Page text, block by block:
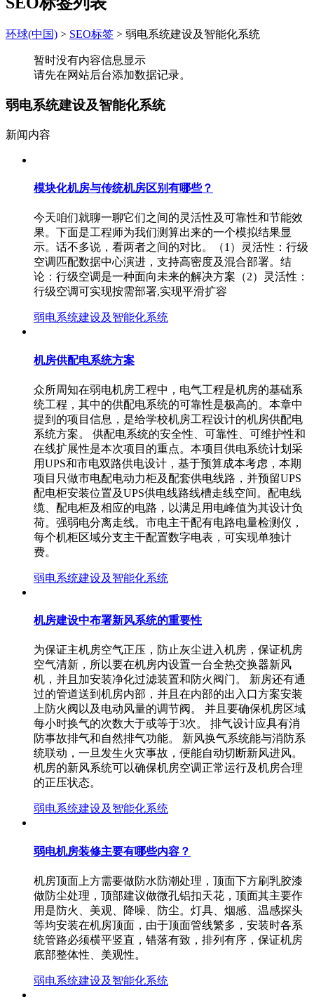
环球(中国) > SEO标签 > 弱电系统建设及智能化系统
暂时没有内容信息显示
请先在网站后台添加数据记录。
弱电系统建设及智能化系统
新闻内容
模块化机房与传统机房区别有哪些？
今天咱们就聊一聊它们之间的灵活性及可靠性和节能效
果。下面是工程师为我们测算出来的一个模拟结果显
示。话不多说，看两者之间的对比。（1）灵活性：行级
空调匹配数据中心演进，支持高密度及混合部署。结
论：行级空调是一种面向未来的解决方案（2）灵活性：
行级空调可实现按需部署,实现平滑扩容
弱电系统建设及智能化系统
机房供配电系统方案
众所周知在弱电机房工程中，电气工程是机房的基础系
统工程，其中的供配电系统的可靠性是极高的。本章中
提到的项目信息，是给学校机房工程设计的机房供配电
系统方案。 供配电系统的安全性、可靠性、可维护性和
在线扩展性是本次项目的重点。本项目供电系统计划采
用UPS和市电双路供电设计，基于预算成本考虑，本期
项目只做市电配电动力柜及配套供电线路，并预留UPS
配电柜安装位置及UPS供电线路线槽走线空间。配电线
缆、配电柜及相应的电路，以满足用电峰值为其设计负
荷。强弱电分离走线。市电主干配有电路电量检测仪，
每个机柜区域分支主干配置数字电表，可实现单独计
费。
弱电系统建设及智能化系统
机房建设中布署新风系统的重要性
为保证主机房空气正压，防止灰尘进入机房，保证机房
空气清新，所以要在机房内设置一台全热交换器新风
机，并且加安装净化过滤装置和防火阀门。 新房还有通
过的管道送到机房内部，并且在内部的出入口方案安装
上防火阀以及电动风量的调节阀。 并且要确保机房区域
每小时换气的次数大于或等于3次。 排气设计应具有消
防事故排气和自然排气功能。 新风换气系统能与消防系
统联动，一旦发生火灾事故，便能自动切断新风进风。
机房的新风系统可以确保机房空调正常运行及机房合理
的正压状态。
弱电系统建设及智能化系统
弱电机房装修主要有哪些内容？
机房顶面上方需要做防水防潮处理，顶面下方刷乳胶漆
做防尘处理，顶部建议做微孔铝扣天花，顶面其主要作
用是防火、美观、降噪、防尘。灯具、烟感、温感探头
等均安装在机房顶面，由于顶面管线繁多，安装时各系
统管路必须横平竖直，错落有致，排列有序，保证机房
底部整体性、美观性。
弱电系统建设及智能化系统